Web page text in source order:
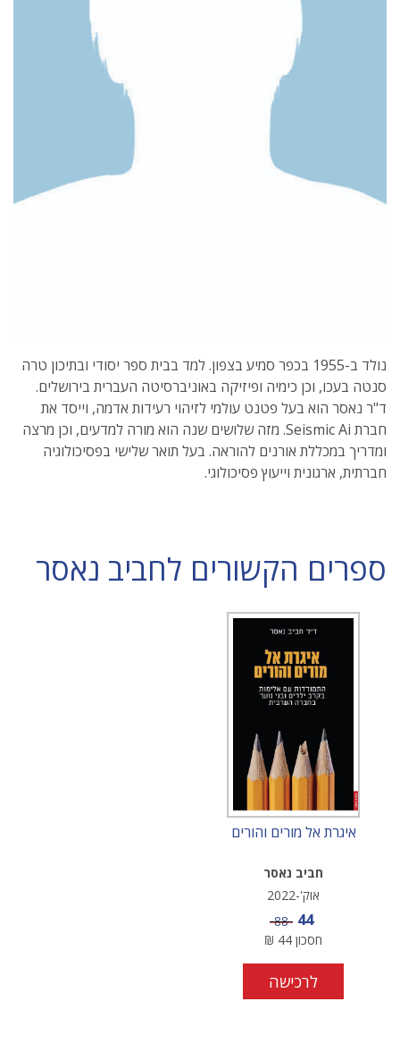
נולד ב-1955 בכפר סמיע בצפון. למד בבית ספר יסודי ובתיכון טרה
סנטה בעכו, וכן כימיה ופיזיקה באוניברסיטה העברית בירושלים.
ד"ר נאסר הוא בעל פטנט עולמי לזיהוי רעידות אדמה, וייסד את
חברת Seismic Ai. מזה שלושים שנה הוא מורה למדעים, וכן מרצה
ומדריך במכללת אורנים להוראה. בעל תואר שלישי בפסיכולוגיה
חברתית, ארגונית וייעוץ פסיכולוגי.
ספרים הקשורים לחביב נאסר
איגרת אל מורים והורים
חביב נאסר
אוק'-2022
מחיר מבצע
44 מחיר
88
חסכון 44
₪
לרכישה